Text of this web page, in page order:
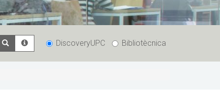
DiscoveryUPC Bibliotècnica